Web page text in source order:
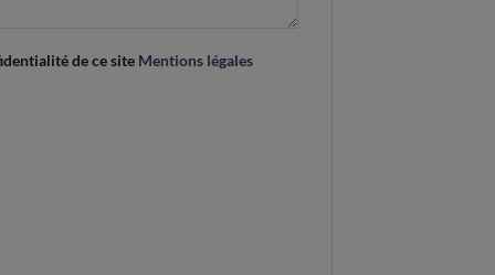
de ce site Mentions légales